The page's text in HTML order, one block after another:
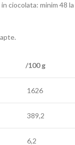
ciocolata: minim 48 la
/100 g
1626
389,2
6,2